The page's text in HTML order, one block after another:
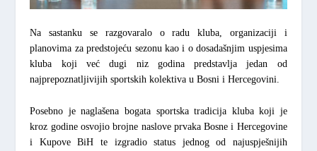
Na sastanku se razgovaralo o radu kluba, organizaciji i
planovima za predstojeću sezonu kao i o dosadašnjim uspjesima
kluba koji već dugi niz godina predstavlja jedan od
najprepoznatljivijih sportskih kolektiva u Bosni i Hercegovini.
Posebno je naglašena bogata sportska tradicija kluba koji je
kroz godine osvojio brojne naslove prvaka Bosne i Hercegovine
i Kupove BiH te izgradio status jednog od najuspješnijih